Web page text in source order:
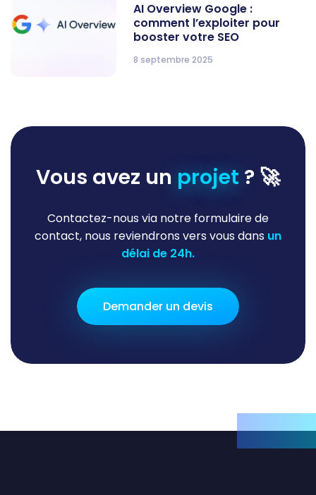
AI Overview Google :
comment l’exploiter pour
booster votre SEO
8 septembre 2025
Vous avez un projet ? 🚀
Contactez-nous via notre formulaire de
contact, nous reviendrons vers vous dans un
délai de 24h.
Demander un devis